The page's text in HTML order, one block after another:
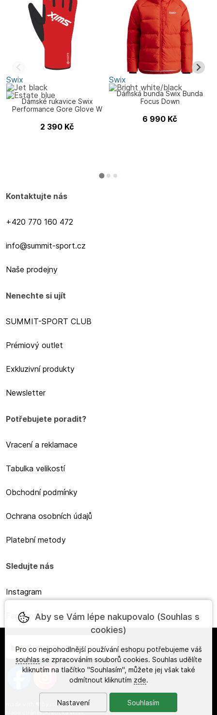
Swix
Dámské rukavice Swix
Performance Gore Glove W
2 390 Kč
Swix
Dámská bunda Swix Bunda
Focus Down
6 990 Kč
Kontaktujte nás
+420 770 160 472
info@summit-sport.cz
Naše prodejny
Nenechte si ujít
SUMMIT-SPORT CLUB
Prémiový outlet
Exkluzivní produkty
Newsletter
Potřebujete poradit?
Vracení a reklamace
Tabulka velikostí
Obchodní podmínky
Ochrana osobních údajů
Platební metody
Sledujte nás
Instagram
Facebook
Česky
ineShop
Mapa stránek,Klasická verze
Aby se Vám lépe nakupovalo (Souhlas s
cookies)
Pro co nejpohodlnější používání eshopu potřebujeme váš
souhlas se zpracováním souborů cookies. Souhlas udělíte
kliknutím na tlačítko "Souhlasím", můžete jej však také
odmítnout kliknutím zde.
Nastavení Souhlasím